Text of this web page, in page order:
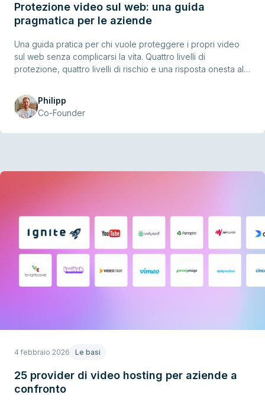
Protezione video sul web: una guida
pragmatica per le aziende
Una guida pratica per chi vuole proteggere i propri video
sul web senza complicarsi la vita. Quattro livelli di
protezione, quattro livelli di rischio e una risposta onesta alla
Philipp
Co-Founder
4 febbraio 2026 Le basi
25 provider di video hosting per aziende a
confronto